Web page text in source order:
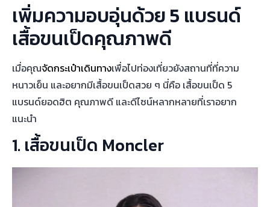
เพิ่มความอบอุ่นด้วย 5 แบรนด์
เสื้อขนเป็ดคุณภาพดี
เมื่อคุณจัดกระเป๋าเดินทางเพื่อไปท่องเที่ยวยังสถานที่ที่ความ
หนาวเย็น และอยากมีเสื้อขนเป็ดสวย ๆ นี่คือ เสื้อขนเป็ด 5
แบรนด์ยอดฮิต คุณภาพดี และดีไซน์หลากหลายที่เราอยาก
แนะนำ
1. เสื้อขนเป็ด Moncler